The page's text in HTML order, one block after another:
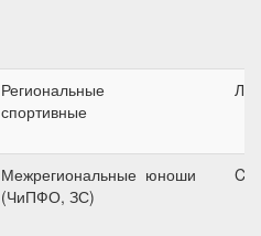
Региональные
спортивные
Межрегиональные
(ЧиПФО, ЗС)
юноши